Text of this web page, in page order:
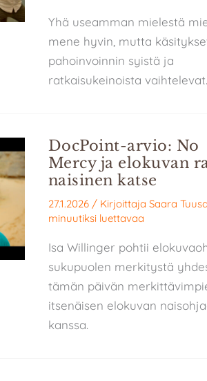
Yhä useamman mielestä
mene hyvin, mutta
pahoinvoinnin syistä ja
ratkaisukeinoista vaihtelevat.
DocPoint-arvio: No
Mercy ja elokuvan
naisinen katse
27.1.2026 / Kirjoittaja Saara Tuusa
minuutiksi luettavaa
Isa Willinger pohtii
sukupuolen merkitystä
tämän päivän
itsenäisen elokuvan
kanssa.